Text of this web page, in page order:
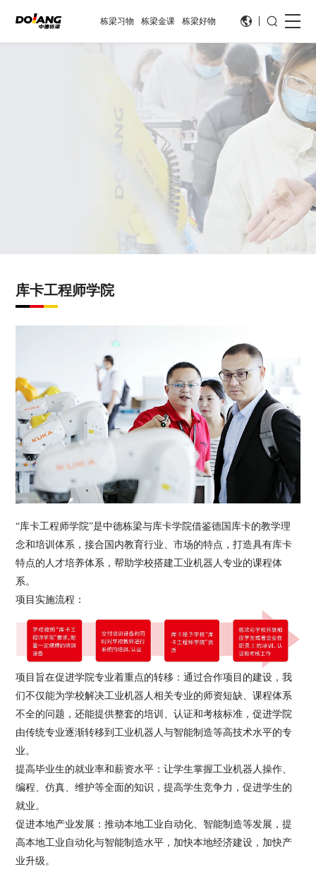
栋梁习物 栋梁金课 栋梁好物
库卡工程师学院
“库卡工程师学院”是中德栋梁与库卡学院借鉴德国库卡的教学理
念和培训体系，接合国内教育行业、市场的特点，打造具有库卡
特点的人才培养体系，帮助学校搭建工业机器人专业的课程体
系。
项目实施流程：
项目旨在促进学院专业着重点的转移：通过合作项目的建设，我
们不仅能为学校解决工业机器人相关专业的师资短缺、课程体系
不全的问题，还能提供整套的培训、认证和考核标准，促进学院
由传统专业逐渐转移到工业机器人与智能制造等高技术水平的专
业。
提高毕业生的就业率和薪资水平：让学生掌握工业机器人操作、
编程、仿真、维护等全面的知识，提高学生竞争力，促进学生的
就业。
促进本地产业发展：推动本地工业自动化、智能制造等发展，提
高本地工业自动化与智能制造水平，加快本地经济建设，加快产
业升级。